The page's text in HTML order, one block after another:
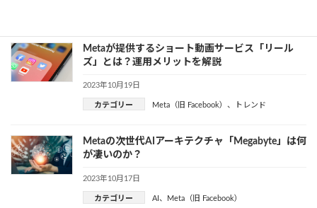
Metaが提供するショート動画サービス「リール
ズ」とは？運用メリットを解説
2023年10月19日
カテゴリー Meta（旧 Facebook） 、 トレンド
Metaの次世代AIアーキテクチャ「Megabyte」は何
が凄いのか？
2023年10月17日
カテゴリー AI 、 Meta（旧 Facebook）